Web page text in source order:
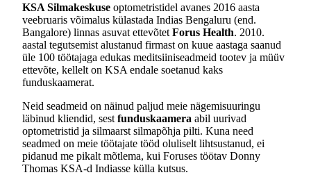
KSA Silmakeskuse optometristidel avanes 2016 aasta
veebruaris võimalus külastada Indias Bengaluru (end.
Bangalore) linnas asuvat ettevõtet Forus Health. 2010.
aastal tegutsemist alustanud firmast on kuue aastaga saanud
üle 100 töötajaga edukas meditsiiniseadmeid tootev ja müüv
ettevõte, kellelt on KSA endale soetanud kaks
funduskaamerat.
Neid seadmeid on näinud paljud meie nägemisuuringu
läbinud kliendid, sest funduskaamera abil uurivad
optometristid ja silmaarst silmapõhja pilti. Kuna need
seadmed on meie töötajate tööd oluliselt lihtsustanud, ei
pidanud me pikalt mõtlema, kui Foruses töötav Donny
Thomas KSA-d Indiasse külla kutsus.